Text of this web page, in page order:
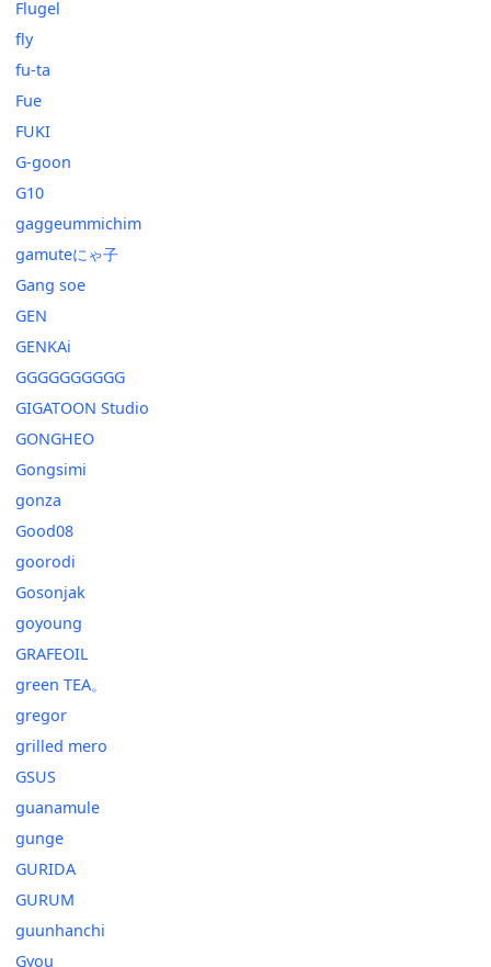
Flugel
fly
fu-ta
Fue
FUKI
G-goon
G10
gaggeummichim
gamuteにゃ子
Gang soe
GEN
GENKAi
GGGGGGGGGG
GIGATOON Studio
GONGHEO
Gongsimi
gonza
Good08
goorodi
Gosonjak
goyoung
GRAFEOIL
green TEA。
gregor
grilled mero
GSUS
guanamule
gunge
GURIDA
GURUM
guunhanchi
Gyou